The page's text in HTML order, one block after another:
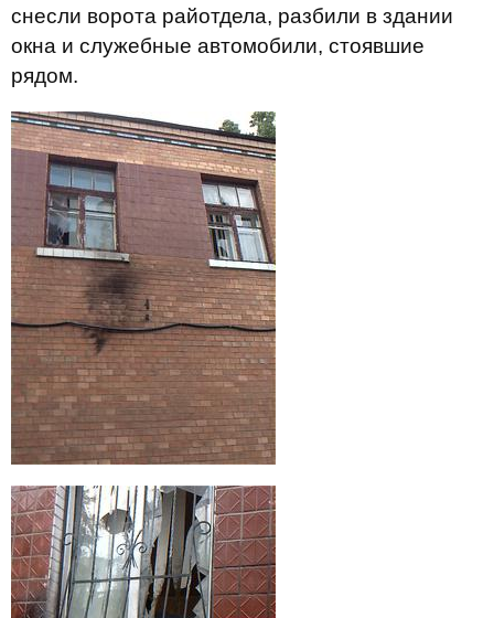
снесли ворота райотдела, разбили в здании
окна и служебные автомобили, стоявшие
рядом.